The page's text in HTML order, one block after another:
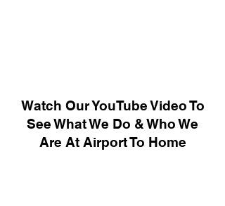
Watch Our YouTube Video To
See What We Do & Who We
Are At Airport To Home